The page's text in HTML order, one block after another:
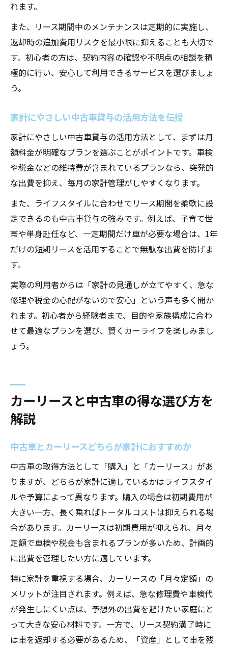
れます。
また、リース期間中のメンテナンスは定期的に実施し、
返却時の追加費用リスクを最小限に抑えることも大切で
す。初心者の方は、契約内容の確認や不明点の相談を積
極的に行い、安心して利用できるサービスを選びましょ
う。
家計にやさしい中古車貸与の活用方法を伝授
家計にやさしい中古車貸与の活用方法として、まずは月
額料金が明確なプランを選ぶことがポイントです。車検
や税金などの維持費が含まれているプランなら、突発的
な出費を抑え、毎月の家計管理がしやすくなります。
また、ライフスタイルに合わせてリース期間を柔軟に設
定できるのも中古車貸与の強みです。例えば、子育て世
帯や単身赴任など、一定期間だけ車が必要な場合は、1年
だけの短期リースを活用することで無駄な出費を防げま
す。
実際の利用者からは「家計の見通しが立てやすく、急な
修理や税金の心配がないので安心」という声も多く聞か
れます。初心者から経験者まで、目的や家族構成に合わ
せて最適なプランを選び、賢くカーライフを楽しみまし
ょう。
カーリースと中古車の得な選び方を
解説
中古車とカーリースどちらが家計におすすめか
中古車の取得方法として「購入」と「カーリース」があ
りますが、どちらが家計に適しているかはライフスタイ
ルや予算によって異なります。購入の場合は初期費用が
大きい一方、長く乗ればトータルコストは抑えられる場
合があります。カーリースは初期費用が抑えられ、月々
定額で車検や税金も含まれるプランが多いため、計画的
に出費を管理したい方に適しています。
特に家計を重視する場合、カーリースの「月々定額」の
メリットが注目されます。例えば、急な修理費や車検代
が発生しにくい点は、予想外の出費を避けたい家庭にと
って大きな安心材料です。一方で、リース契約満了時に
は車を返却する必要があるため、「資産」として車を残